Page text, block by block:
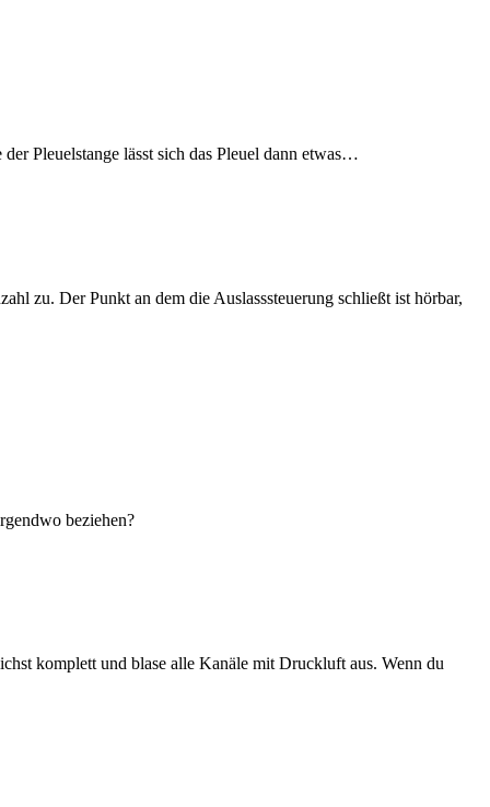
Pleuelstange lässt sich das Pleuel dann etwas…
zu. Der Punkt an dem die Auslasssteuerung schließt ist hörbar,
beziehen?
komplett und blase alle Kanäle mit Druckluft aus. Wenn du